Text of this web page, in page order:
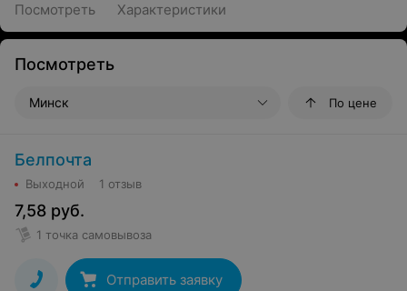
Посмотреть Характеристики
Посмотреть
Минск По цене
Белпочта
Выходной 1 отзыв
7,58 руб.
1 точка самовывоза
Отправить заявку